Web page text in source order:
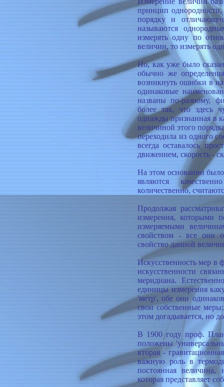
принцип
порядку и
называются
измерять одну по
величин, то измерять
Но, как уже было
обычно же
возникнуть ошибки в
одинаковые
названы по-разному,
более так, что здесь
однажды признанная в
величиной этого
переходила из одного
всегда оставалось
движением, скорость -
На этом основании
являются
количественно,
Продолжая
измерения, которыми
измеряемыми
свойством - все они
свойство данной
Искусственность мер в
искусственности
меридиана.
единицы измерения
'метр', обе они
свои собственные
этом догадывается, но
В 1900 году проф.
положены
вторая -
важную роль в
постоянная величина,
которая представляет